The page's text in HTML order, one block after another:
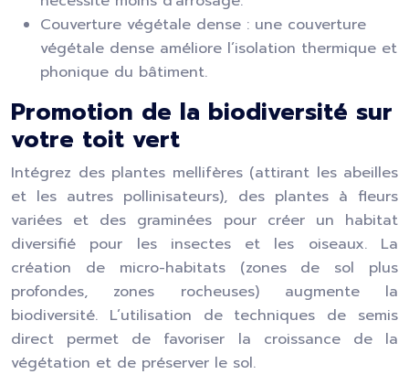
Couverture végétale dense : une couverture
végétale dense améliore l’isolation thermique et
phonique du bâtiment.
Promotion de la biodiversité sur
votre toit vert
Intégrez des plantes mellifères (attirant les abeilles
et les autres pollinisateurs), des plantes à fleurs
variées et des graminées pour créer un habitat
diversifié pour les insectes et les oiseaux. La
création de micro-habitats (zones de sol plus
profondes, zones rocheuses) augmente la
biodiversité. L’utilisation de techniques de semis
direct permet de favoriser la croissance de la
végétation et de préserver le sol.